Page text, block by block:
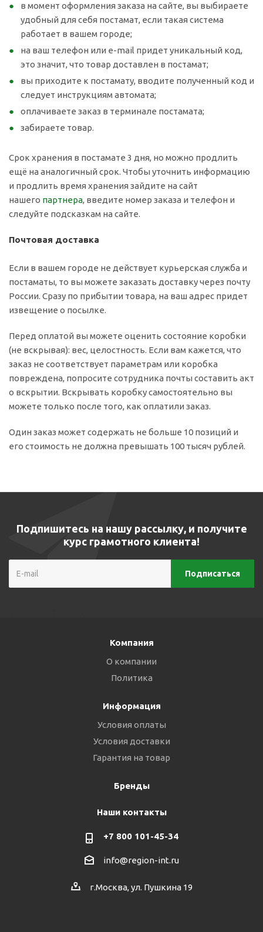
в момент оформления заказа на сайте, вы выбираете
удобный для себя постамат, если такая система
работает в вашем городе;
на ваш телефон или e-mail придет уникальный код,
это значит, что товар доставлен в постамат;
вы приходите к постамату, вводите полученный код и
следует инструкциям автомата;
оплачиваете заказ в терминале постамата;
забираете товар.
Срок хранения в постамате 3 дня, но можно продлить
ещё на аналогичный срок. Чтобы уточнить информацию
и продлить время хранения зайдите на сайт
нашего партнера, введите номер заказа и телефон и
следуйте подсказкам на сайте.
Почтовая доставка
Если в вашем городе не действует курьерская служба и
постаматы, то вы можете заказать доставку через почту
России. Сразу по прибытии товара, на ваш адрес придет
извещение о посылке.
Перед оплатой вы можете оценить состояние коробки
(не вскрывая): вес, целостность. Если вам кажется, что
заказ не соответствует параметрам или коробка
повреждена, попросите сотрудника почты составить акт
о вскрытии. Вскрывать коробку самостоятельно вы
можете только после того, как оплатили заказ.
Один заказ может содержать не больше 10 позиций и
его стоимость не должна превышать 100 тысяч рублей.
Подпишитесь на нашу рассылку, и получите
курс грамотного клиента!
Компания
О компании
Политика
Информация
Условия оплаты
Условия доставки
Гарантия на товар
Бренды
Наши контакты
+7 800 101-45-34
info@region-int.ru
г.Москва, ул. Пушкина 19